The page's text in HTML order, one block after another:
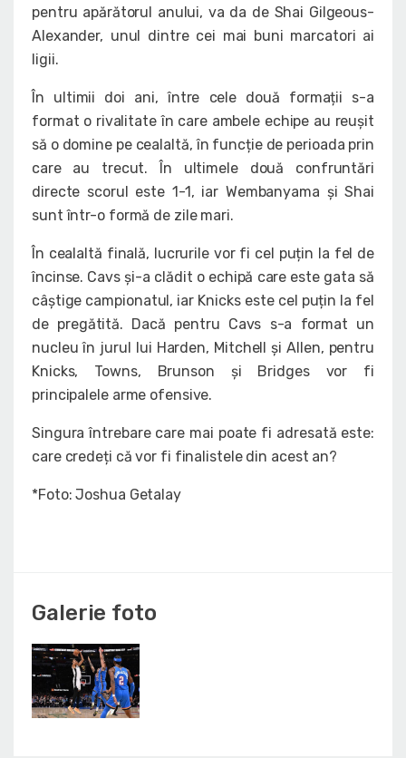
pentru apărătorul anului, va da de Shai Gilgeous-
Alexander, unul dintre cei mai buni marcatori ai
ligii.
În ultimii doi ani, între cele două formații s-a
format o rivalitate în care ambele echipe au reușit
să o domine pe cealaltă, în funcție de perioada prin
care au trecut. În ultimele două confruntări
directe scorul este 1-1, iar Wembanyama și Shai
sunt într-o formă de zile mari.
În cealaltă finală, lucrurile vor fi cel puțin la fel de
încinse. Cavs și-a clădit o echipă care este gata să
câștige campionatul, iar Knicks este cel puțin la fel
de pregătită. Dacă pentru Cavs s-a format un
nucleu în jurul lui Harden, Mitchell și Allen, pentru
Knicks, Towns, Brunson și Bridges vor fi
principalele arme ofensive.
Singura întrebare care mai poate fi adresată este:
care credeți că vor fi finalistele din acest an?
*Foto: Joshua Getalay
Galerie foto